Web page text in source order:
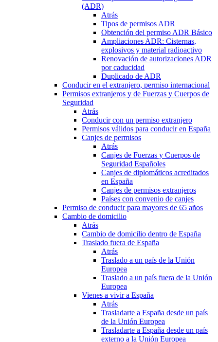
(ADR)
Atrás
Tipos de permisos ADR
Obtención del permiso ADR Básico
Ampliaciones ADR: Cisternas,
explosivos y material radioactivo
Renovación de autorizaciones ADR
por caducidad
Duplicado de ADR
Conducir en el extranjero, permiso internacional
Permisos extranjeros y de Fuerzas y Cuerpos de
Seguridad
Atrás
Conducir con un permiso extranjero
Permisos válidos para conducir en España
Canjes de permisos
Atrás
Canjes de Fuerzas y Cuerpos de
Seguridad Españoles
Canjes de diplomáticos acreditados
en España
Canjes de permisos extranjeros
Países con convenio de canjes
Permiso de conducir para mayores de 65 años
Cambio de domicilio
Atrás
Cambio de domicilio dentro de España
Traslado fuera de España
Atrás
Traslado a un país de la Unión
Europea
Traslado a un país fuera de la Unión
Europea
Vienes a vivir a España
Atrás
Trasladarte a España desde un país
de la Unión Europea
Trasladarte a España desde un país
externo a la Unión Europea